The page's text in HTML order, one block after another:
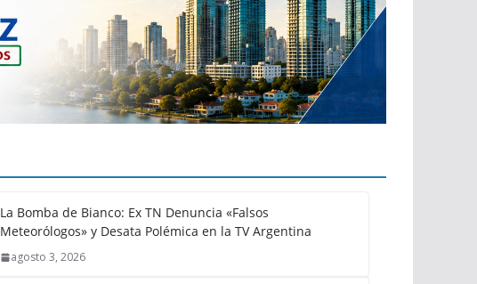
La Bomba de Bianco: Ex TN Denuncia «Falsos
Meteorólogos» y Desata Polémica en la TV Argentina
agosto 3, 2026